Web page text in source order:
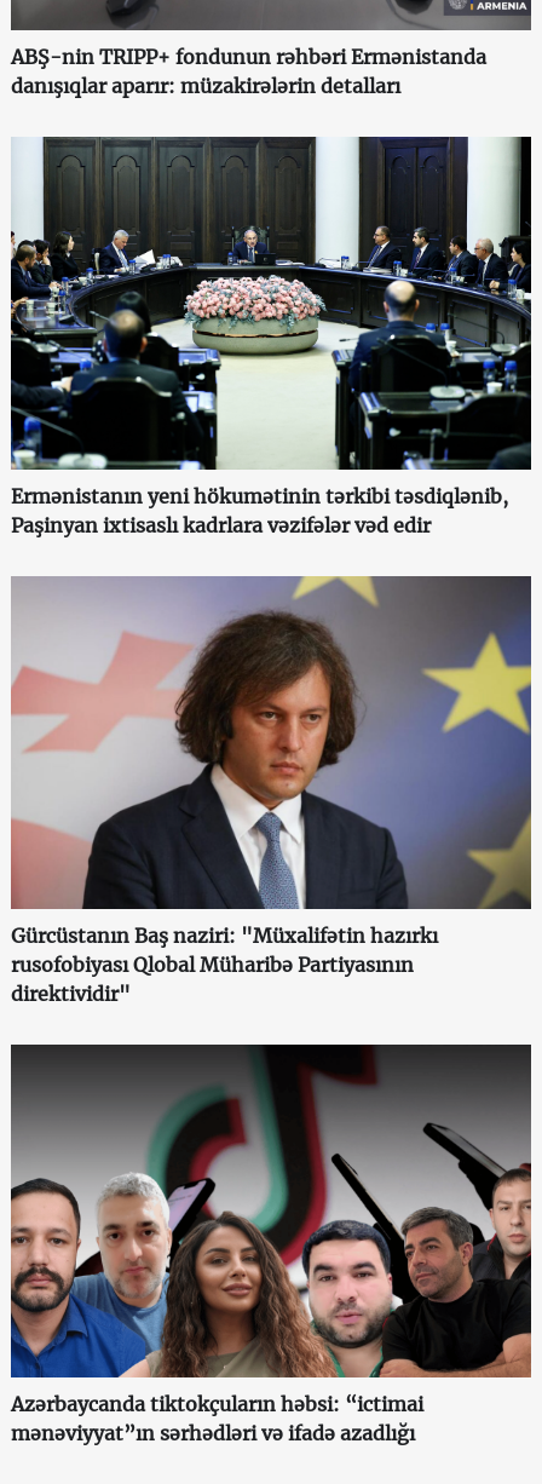
ABŞ-nin TRIPP+ fondunun rəhbəri Ermənistanda
danışıqlar aparır: müzakirələrin detalları
Ermənistanın yeni hökumətinin tərkibi təsdiqlənib,
Paşinyan ixtisaslı kadrlara vəzifələr vəd edir
Gürcüstanın Baş naziri: "Müxalifətin hazırkı
rusofobiyası Qlobal Müharibə Partiyasının
direktividir"
Azərbaycanda tiktokçuların həbsi: “ictimai
mənəviyyat”ın sərhədləri və ifadə azadlığı